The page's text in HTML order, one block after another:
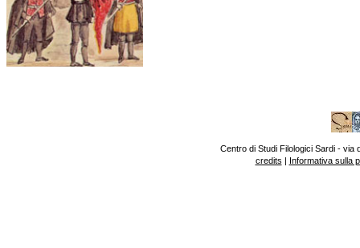
Centro di Studi Filologici Sardi - via
credits | Informativa sulla